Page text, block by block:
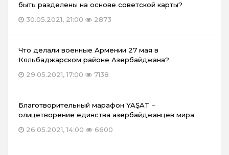
быть разделены на основе советской карты?
30.05.2021, 21:00
2873
Что делали военные Армении 27 мая в
Кяльбаджарском районе Азербайджана?
29.05.2021, 17:00
7138
Благотворительный марафон YAŞAT –
олицетворение единства азербайджанцев мира
26.05.2021, 14:00
6600